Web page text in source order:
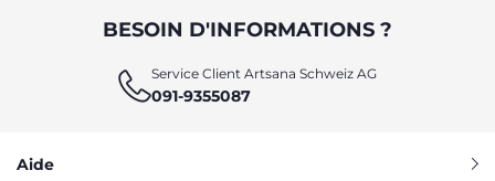
BESOIN D'INFORMATIONS ?
Service Client Artsana Schweiz AG
091-9355087
Aide